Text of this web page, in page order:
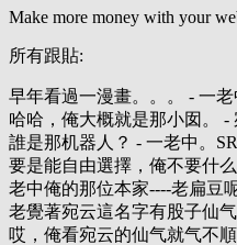
Make more money with your
所有跟貼:
早年看過一漫畫。。。 - 一老
哈哈，俺大概就是那小囡。 -
誰是那机器人？ - 一老中。SR
要是能自由選擇，俺不要什么
老中俺的那位本家----老扁豆
老覺著宛云這名字有股子仙气
哎，俺看宛云的仙气就气不順